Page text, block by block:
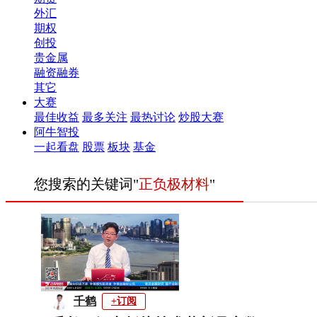
外汇
期权
创投
贵金属
融资融券
其它
大赛
最佳收益 最多关注 最热讨论 炒股大赛
阿牛智投
一起看盘 股票 板块 基金
您搜索的关键词"正负极材料"
千鹤 +订阅